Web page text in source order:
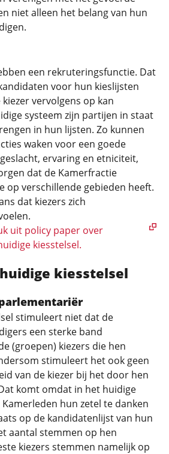
niet alleen het belang van hun
een rekruteringsfunctie. Dat
voor hun kieslijsten
vervolgens op kan
systeem zijn partijen in staat
in hun lijsten. Zo kunnen
waken voor een goede
ervaring en etniciteit,
dat de Kamerfractie
op verschillende gebieden heeft.
dat kiezers zich
uit policy paper over
kiesstelsel.
kiesstelsel
stimuleert niet dat de
een sterke band
(groepen) kiezers die hen
stimuleert het ook geen
van de kiezer bij het door hen
komt omdat in het huidige
hun zetel te danken
op de kandidatenlijst van hun
aantal stemmen op hen
kiezers stemmen namelijk op